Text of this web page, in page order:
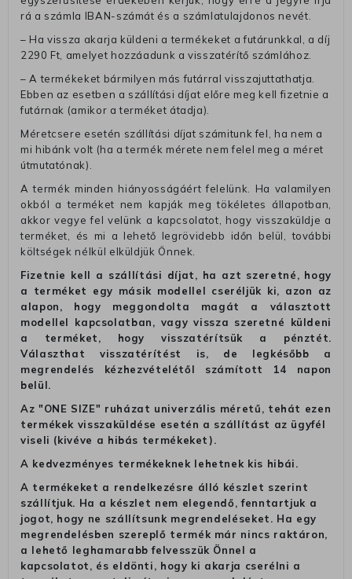
rá a számla IBAN-számát és a számlatulajdonos nevét.
– Ha vissza akarja küldeni a termékeket a futárunkkal, a díj
2290 Ft, amelyet hozzáadunk a visszatérítő számlához.
– A termékeket bármilyen más futárral visszajuttathatja.
Ebben az esetben a szállítási díjat előre meg kell fizetnie a
futárnak (amikor a terméket átadja).
Méretcsere esetén szállítási díjat számitunk fel, ha nem a
mi hibánk volt (ha a termék mérete nem felel meg a méret
útmutatónak).
A termék minden hiányosságáért felelünk. Ha valamilyen
okból a terméket nem kapják meg tökéletes állapotban,
akkor vegye fel velünk a kapcsolatot, hogy visszaküldje a
terméket, és mi a lehető legrövidebb időn belül, további
költségek nélkül elküldjük Önnek.
Fizetnie kell a szállítási díjat, ha azt szeretné, hogy
a terméket egy másik modellel cseréljük ki, azon az
alapon, hogy meggondolta magát a választott
modellel kapcsolatban, vagy vissza szeretné küldeni
a terméket, hogy visszatérítsük a pénztét.
Választhat visszatérítést is, de legkésőbb a
megrendelés kézhezvételétől számított 14 napon
belül.
Az "ONE SIZE" ruházat univerzális méretű, tehát ezen
termékek visszaküldése esetén a szállítást az ügyfél
viseli (kivéve a hibás termékeket).
A kedvezményes termékeknek lehetnek kis hibái.
A termékeket a rendelkezésre álló készlet szerint
szállítjuk. Ha a készlet nem elegendő, fenntartjuk a
jogot, hogy ne szállítsunk megrendeléseket. Ha egy
megrendelésben szereplő termék már nincs raktáron,
a lehető leghamarabb felvesszük Önnel a
kapcsolatot, és eldönti, hogy ki akarja cserélni a